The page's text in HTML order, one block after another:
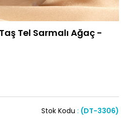
Tel Sarmalı Ağaç -
(DT-3306)
Stok Kodu